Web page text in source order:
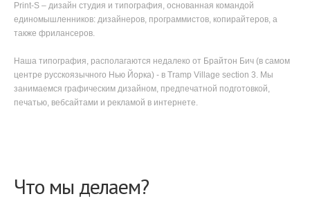
Print-S – дизайн студия и типография, основанная командой
единомышленников: дизайнеров, программистов, копирайтеров, а
также фрилансеров.
Наша типография, располагаются недалеко от Брайтон Бич (в самом
центре русскоязычного Нью Йорка) - в Tramp Village section 3. Мы
занимаемся графическим дизайном, предпечатной подготовкой,
печатью, вебсайтами и рекламой в интернете.
Что мы делаем?